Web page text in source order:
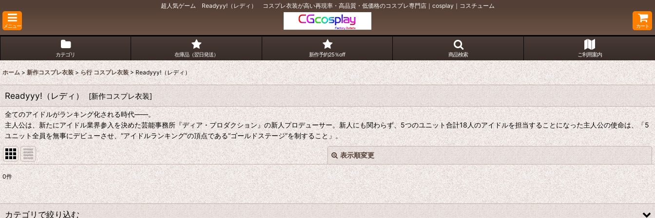
超人気ゲーム Readyyy!（レディ） コスプレ衣装が高い再現率・高品質・低価格のコスプレ専門店｜cosplay｜コスチューム
メニュー カート
カテゴリ 在庫品（翌日発送） 新作予約25％off 商品検索 ご利用案内
ホーム > 新作コスプレ衣装 > ら行 コスプレ衣装 > Readyyy!（レディ）
Readyyy!（レディ） [新作コスプレ衣装]
全てのアイドルがランキング化される時代――。
主人公は、新たにアイドル業界参入を決めた芸能事務所『ディア・プロダクション』の新人プロデューサー。新人にも関わらず、5つのユニット合計18人のアイドルを担当することになった主人公の使命は、「5
ユニット全員を無事にデビューさせ、“アイドルランキング”の頂点である“ゴールドステージ”を制すること」。
表示順変更
表示数:
並び順:
閉じる
0件
カテゴリで絞り込む